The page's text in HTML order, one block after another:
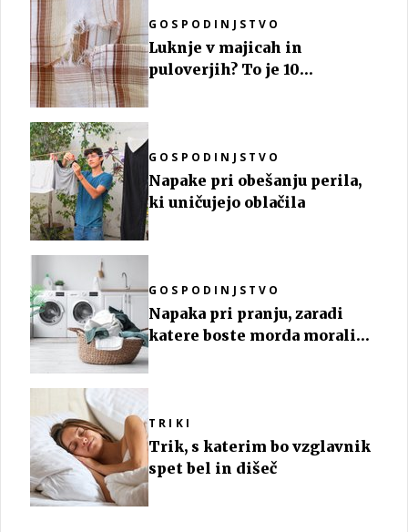
GOSPODINJSTVO
Luknje v majicah in
puloverjih? To je 10
GOSPODINJSTVO
Napake pri obešanju perila,
ki uničujejo oblačila
GOSPODINJSTVO
Napaka pri pranju, zaradi
katere boste morda morali
TRIKI
Trik, s katerim bo vzglavnik
spet bel in dišeč